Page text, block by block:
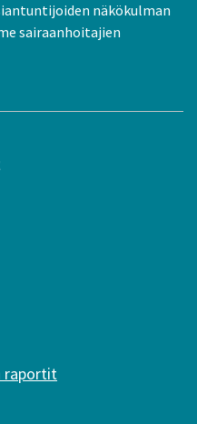
näkökulman
sairaanhoitajien
raportit